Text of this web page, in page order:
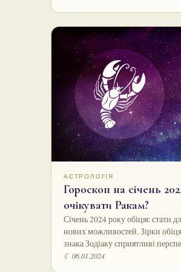
АСТРОЛОГІЯ
Гороскоп на січень
очікувати Ракам?
Січень 2024 року обіцяє стати
нових можливостей. Зірки
знака Зодіаку сприятливі
☾ 06.01.2024